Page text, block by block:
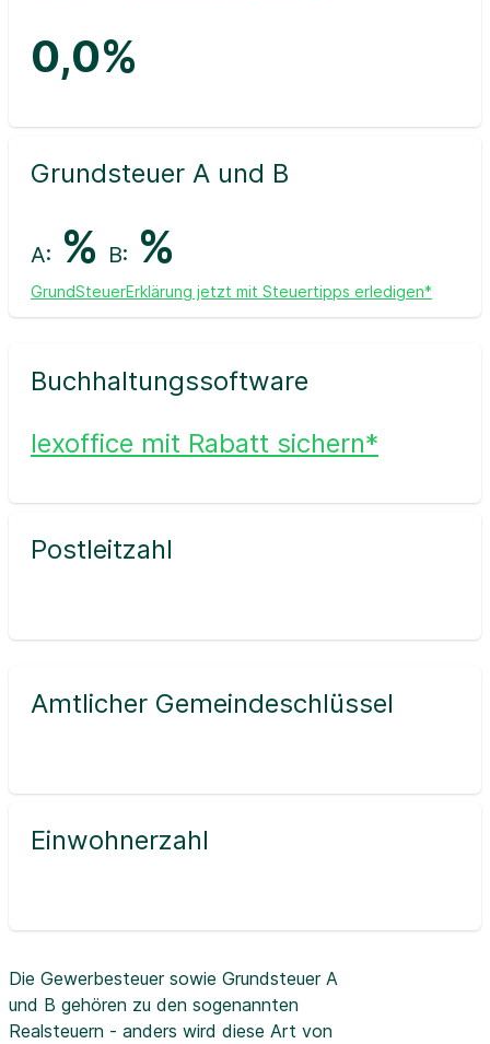
0,0%
Grundsteuer A und B
A: % B: %
GrundSteuerErklärung jetzt mit Steuertipps erledigen*
Buchhaltungssoftware
lexoffice mit Rabatt sichern*
Postleitzahl
Amtlicher Gemeindeschlüssel
Einwohnerzahl
Die Gewerbesteuer sowie Grundsteuer A
und B gehören zu den sogenannten
Realsteuern - anders wird diese Art von